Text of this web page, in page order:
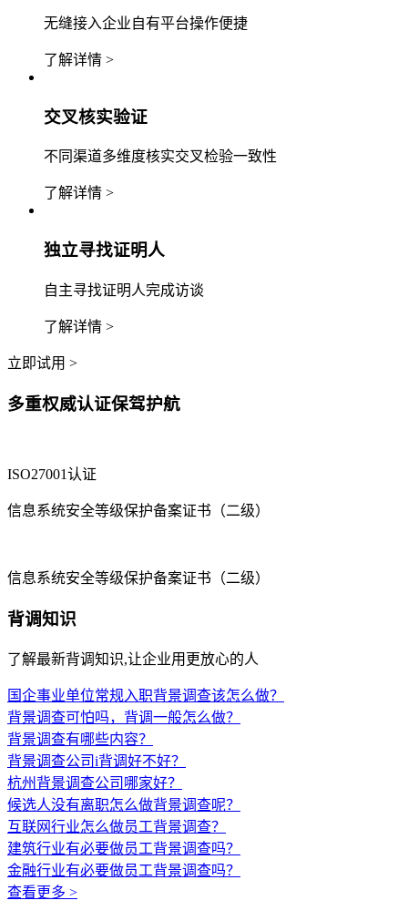
无缝接入企业自有平台操作便捷
了解详情 >
交叉核实验证
不同渠道多维度核实交叉检验一致性
了解详情 >
独立寻找证明人
自主寻找证明人完成访谈
了解详情 >
立即试用 >
多重权威认证保驾护航
ISO27001认证
信息系统安全等级保护备案证书（二级）
信息系统安全等级保护备案证书（二级）
背调知识
了解最新背调知识,让企业用更放心的人
国企事业单位常规入职背景调查该怎么做？
背景调查可怕吗，背调一般怎么做？
背景调查有哪些内容？
背景调查公司i背调好不好？
杭州背景调查公司哪家好？
候选人没有离职怎么做背景调查呢？
互联网行业怎么做员工背景调查？
建筑行业有必要做员工背景调查吗？
金融行业有必要做员工背景调查吗？
查看更多 >